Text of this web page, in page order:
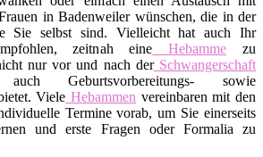
in Badenweiler wünschen, die in der
Sie selbst sind. Vielleicht hat auch Ihr
zeitnah eine Hebamme zu
nur vor und nach derSchwangerschaft
Geburtsvorbereitungs- sowie
Viele Hebammen vereinbaren mit den
Termine vorab, um Sie einerseits
und erste Fragen oder Formalia zu